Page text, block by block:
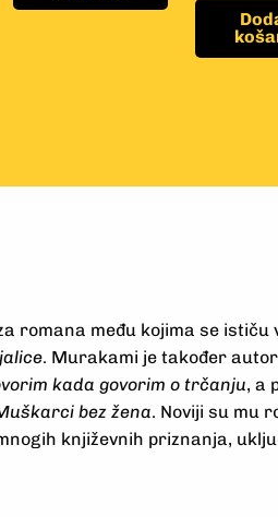
romana među kojima se
. Murakami je također
kada govorim o trčanju, a
bez žena. Noviji su mu
književnih priznanja,